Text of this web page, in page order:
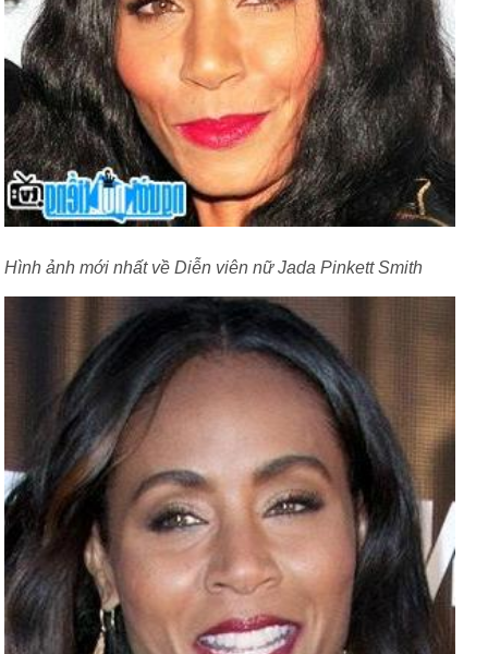
Hình ảnh mới nhất về Diễn viên nữ Jada Pinkett Smith